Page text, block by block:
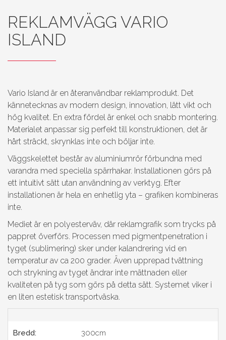
REKLAMVÄGG VARIO
ISLAND
Vario Island är en återanvändbar reklamprodukt. Det
kännetecknas av modern design, innovation, lätt vikt och
hög kvalitet. En extra fördel är enkel och snabb montering.
Materialet anpassar sig perfekt till konstruktionen, det är
hårt sträckt, skrynklas inte och böljar inte.
Väggskelettet består av aluminiumrör förbundna med
varandra med speciella spärrhakar. Installationen görs på
ett intuitivt sätt utan användning av verktyg. Efter
installationen är hela en enhetlig yta – grafiken kombineras
inte.
Mediet är en polyesterväv, där reklamgrafik som trycks på
pappret överförs. Processen med pigmentpenetration i
tyget (sublimering) sker under kalandrering vid en
temperatur av ca 200 grader. Även upprepad tvättning
och strykning av tyget ändrar inte mättnaden eller
kvaliteten på tyg som görs på detta sätt. Systemet viker i
en liten estetisk transportväska.
Bredd: 300cm